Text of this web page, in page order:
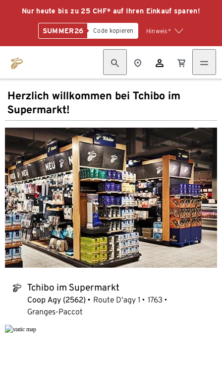
Nur heute bis zu 25 CHF* auf Ihren Einkauf sparen!
SUMMER26 Code kopieren Hinweis*
Herzlich willkommen bei Tchibo im
Supermarkt!
tchibo_logo Tchibo im Supermarkt
Coop Agy (2562) Route D'agy 1
1763
Granges-Paccot